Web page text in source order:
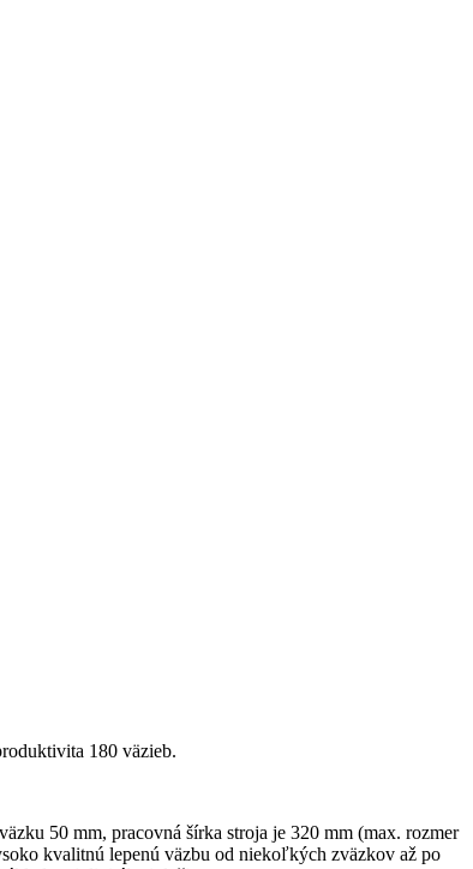
180 väzieb.
50 mm, pracovná šírka stroja je 320 mm (max. rozmer
kvalitnú lepenú väzbu od niekoľkých zväzkov až po